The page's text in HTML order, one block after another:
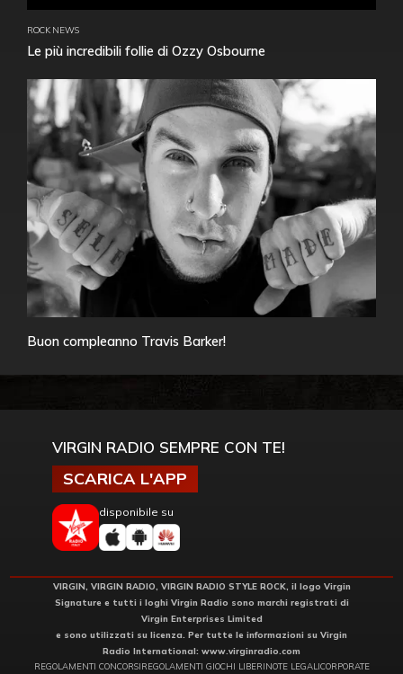
ROCK NEWS
Le più incredibili follie di Ozzy Osbourne
Buon compleanno Travis Barker!
VIRGIN RADIO SEMPRE CON TE!
SCARICA L'APP
disponibile su
VIRGIN, VIRGIN RADIO, VIRGIN RADIO STYLE ROCK, il logo Virgin
Signature e tutti i loghi Virgin Radio sono marchi registrati di
Virgin Enterprises Limited
e sono utilizzati su licenza. Per tutte le informazioni su Virgin
Radio International: www.virginradio.com
REGOLAMENTI CONCORSIREGOLAMENTI GIOCHI LIBERINOTE LEGALICORPORATE